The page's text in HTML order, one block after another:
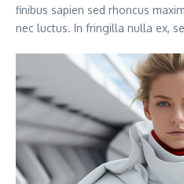
finibus sapien sed rhoncus
nec luctus. In fringilla nulla ex,